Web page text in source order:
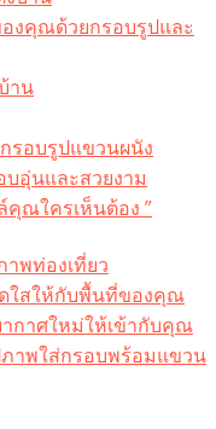
งคุณด้วยกรอบรูปและ
าน
รอบรูปแขวนผนัง
อุ่นและสวยงาม
ณใครเห็นต้อง ”
าพท่องเที่ยว
ใสให้กับพื้นที่ของคุณ
กาศใหม่ให้เข้ากับคุณ
าพใส่กรอบพร้อมแขวน​